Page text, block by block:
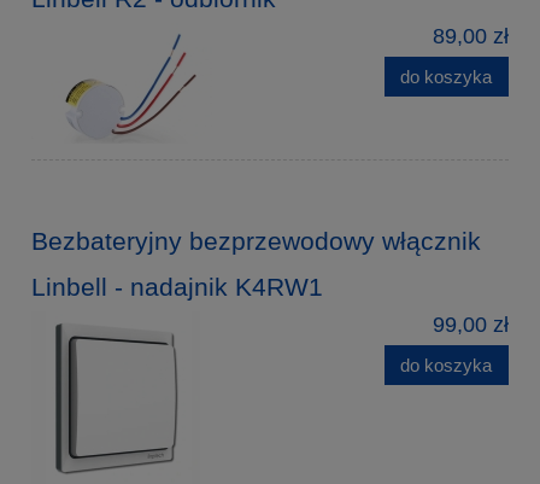
89,00 zł
do koszyka
Bezbateryjny bezprzewodowy włącznik
Linbell - nadajnik K4RW1
99,00 zł
do koszyka